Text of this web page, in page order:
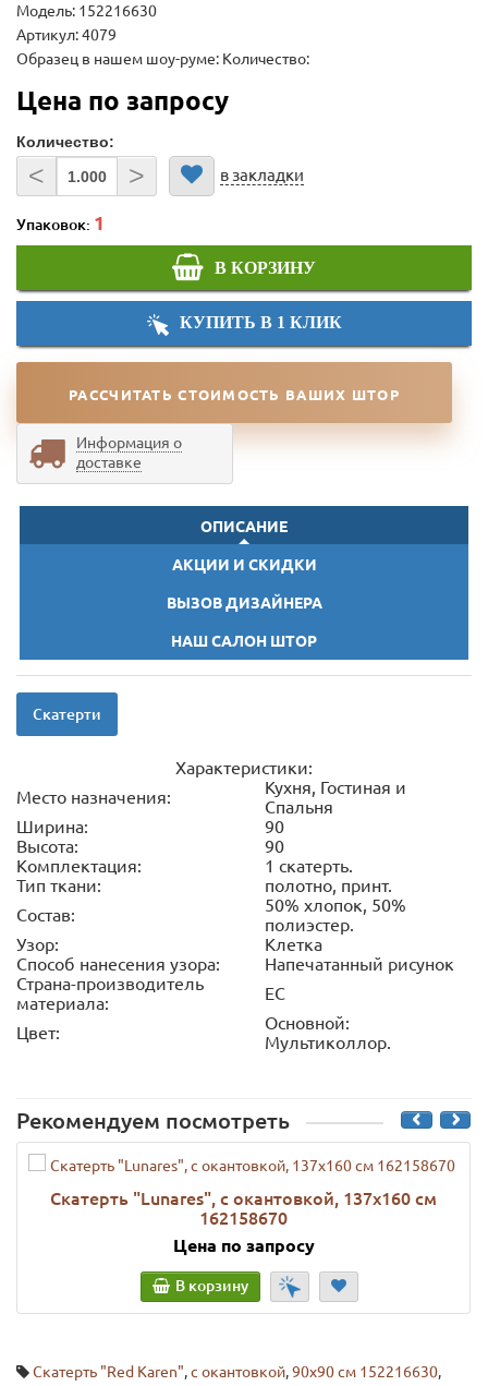
Модель: 152216630
Артикул: 4079
Образец в нашем шоу-руме: Количество:
Цена по запросу
Количество:
< > в закладки
Упаковок:
В КОРЗИНУ
КУПИТЬ В 1 КЛИК
РАССЧИТАТЬ СТОИМОСТЬ ВАШИХ ШТОР
Информация о
доставке
ОПИСАНИЕ
АКЦИИ И СКИДКИ
ВЫЗОВ ДИЗАЙНЕРА
НАШ САЛОН ШТОР
Скатерти
Характеристики:
Место назначения:
Кухня, Гостиная и
Спальня
Ширина:
90
Высота:
90
Комплектация:
1 скатерть.
Тип ткани:
полотно, принт.
Состав:
50% хлопок, 50%
полиэстер.
Узор:
Клетка
Способ нанесения узора:
Напечатанный рисунок
Страна-производитель
материала:
ЕС
Цвет:
Основной:
Мультиколлор.
Рекомендуем посмотреть
Скатерть "Lunares", с окантовкой, 137х160 см
162158670
Цена по запросу
В корзину
Скатерть "Red Karen",с окантовкой,90х90 см 152216630,